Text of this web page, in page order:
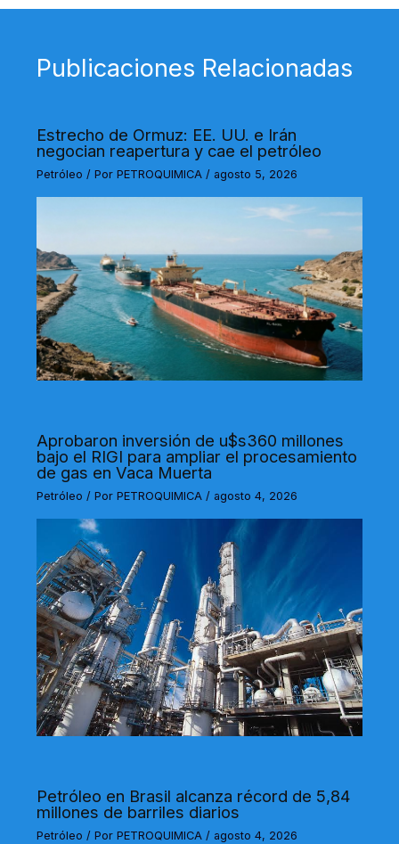
Publicaciones Relacionadas
Estrecho de Ormuz: EE. UU. e Irán
negocian reapertura y cae el petróleo
Petróleo / PorPETROQUIMICA / agosto 5, 2026
Aprobaron inversión de u$s360 millones
bajo el RIGI para ampliar el procesamiento
de gas en Vaca Muerta
Petróleo / PorPETROQUIMICA / agosto 4, 2026
Petróleo en Brasil alcanza récord de 5,84
millones de barriles diarios
Petróleo / PorPETROQUIMICA/ agosto 4, 2026